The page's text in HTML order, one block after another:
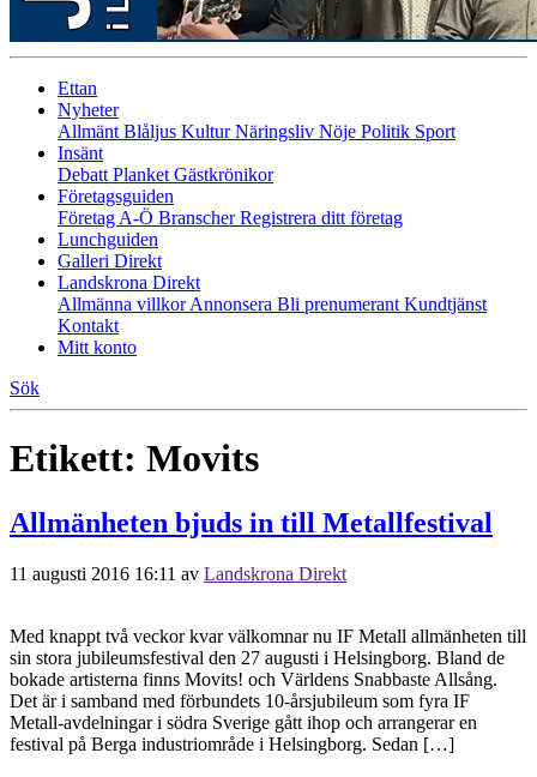
Ettan
Nyheter
Allmänt Blåljus KulturNäringsliv Nöje Politik Sport
Insänt
Debatt Planket Gästkrönikor
Företagsguiden
Företag A-Ö BranscherRegistrera ditt företag
Lunchguiden
Galleri Direkt
Landskrona Direkt
Allmänna villkorAnnonsera Bli prenumerant Kundtjänst
Kontakt
Mitt konto
Sök
Etikett: Movits
Allmänheten bjuds in till Metallfestival
11 augusti 2016 16:11 av Landskrona Direkt
Med knappt två veckor kvar välkomnar nu IF Metall allmänheten till
sin stora jubileumsfestival den 27 augusti i Helsingborg. Bland de
bokade artisterna finns Movits! och Världens Snabbaste Allsång.
Det är i samband med förbundets 10-årsjubileum som fyra IF
Metall-avdelningar i södra Sverige gått ihop och arrangerar en
festival på Berga industriområde i Helsingborg. Sedan […]